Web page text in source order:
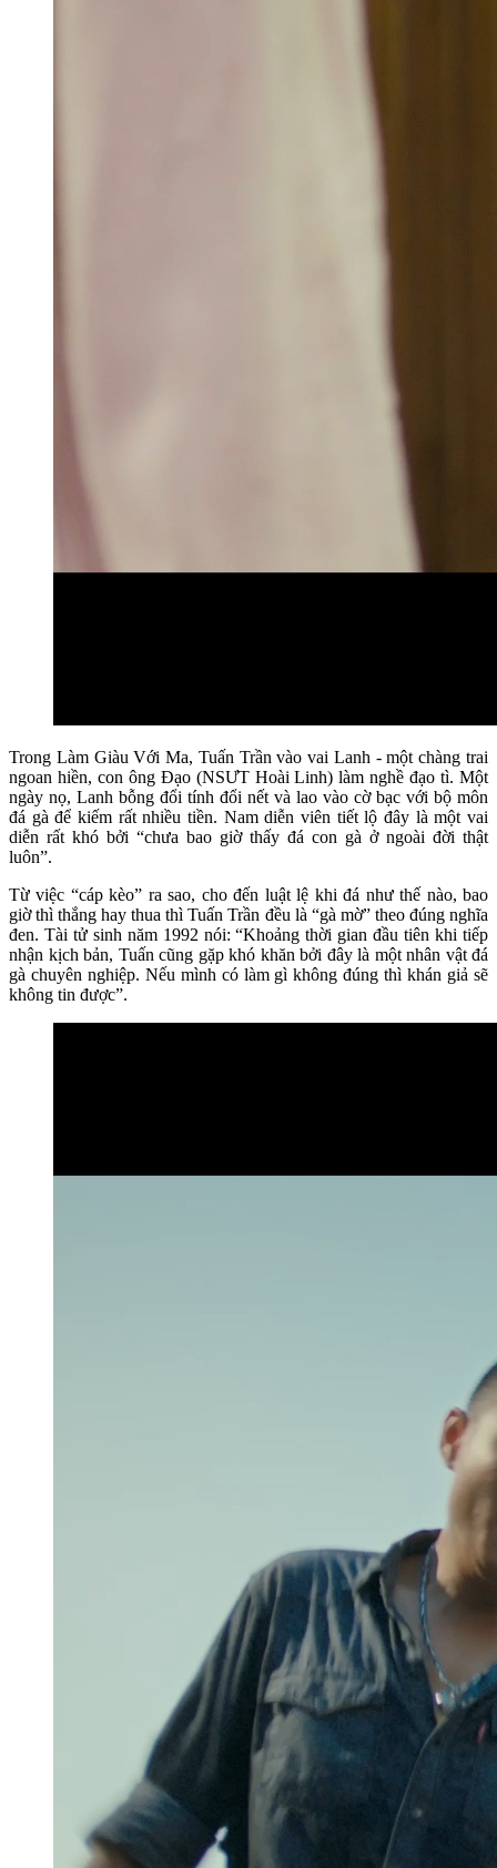
Trong Làm Giàu Với Ma, Tuấn Trần vào vai Lanh - một chàng trai
ngoan hiền, con ông Đạo (NSƯT Hoài Linh) làm nghề đạo tì. Một
ngày nọ, Lanh bỗng đổi tính đổi nết và lao vào cờ bạc với bộ môn
đá gà để kiếm rất nhiều tiền. Nam diễn viên tiết lộ đây là một vai
diễn rất khó bởi “chưa bao giờ thấy đá con gà ở ngoài đời thật
luôn”.
Từ việc “cáp kèo” ra sao, cho đến luật lệ khi đá như thế nào, bao
giờ thì thắng hay thua thì Tuấn Trần đều là “gà mờ” theo đúng nghĩa
đen. Tài tử sinh năm 1992 nói: “Khoảng thời gian đầu tiên khi tiếp
nhận kịch bản, Tuấn cũng gặp khó khăn bởi đây là một nhân vật đá
gà chuyên nghiệp. Nếu mình có làm gì không đúng thì khán giả sẽ
không tin được”.